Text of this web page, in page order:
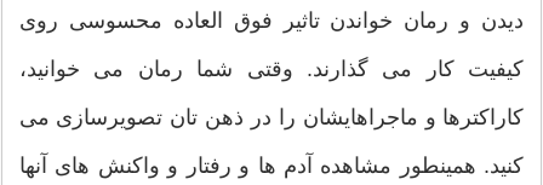
دیدن و رمان خواندن تاثیر فوق العاده محسوسی روی
کیفیت کار می گذارند. وقتی شما رمان می خوانید،
کاراکترها و ماجراهایشان را در ذهن تان تصویرسازی می
کنید. همینطور مشاهده آدم ها و رفتار و واکنش های آنها